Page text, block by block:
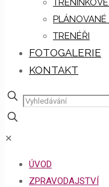
PLÁNOVANÉ
TRENÉŘI
FOTOGALERIE
KONTAKT
✕
ÚVOD
ZPRAVODAJSTVÍ